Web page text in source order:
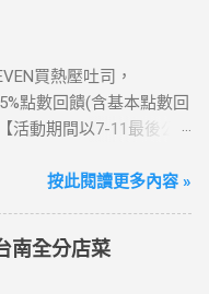
·活動詳情：好康優惠看
】 ·eSIM ibon 購買教學
球上網首選，速度穩
洲、土耳其 熱門地區通
超便利 ✈️ 180天彈性開
人用，享受出國網路自
一 eSIM適用機型： ※
買熱壓吐司，
點數回饋(含基本點數回
活動期間以7-11最後公
7-ELEVEN買熱壓吐司
emap.aspx# 小編推
按此閱讀更多內容 »
南全分店菜